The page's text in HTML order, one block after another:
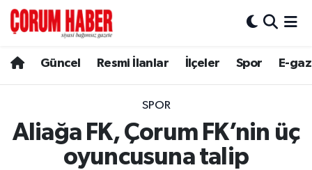
Güncel Resmi İlanlar İlçeler Spor E-
SPOR
Aliağa FK, Çorum FK’nin üç
oyuncusuna talip
Spor
Resmi İlanlar
Alaca
Hava Durumu
Çorum Namaz Vakitleri
Trafik Durumu